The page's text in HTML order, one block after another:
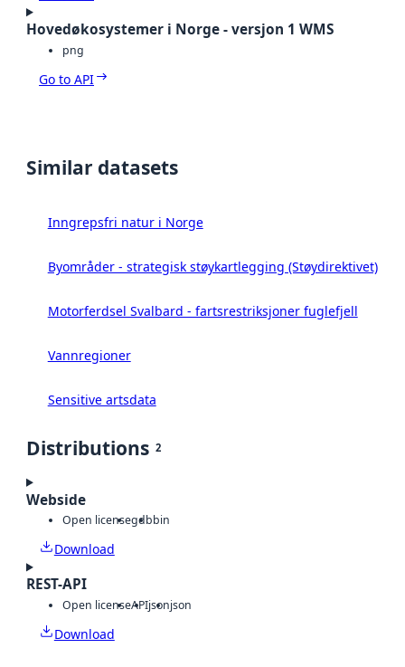
Hovedøkosystemer i Norge - versjon 1 WMS
png
Go to API
Similar datasets
Inngrepsfri natur i Norge
Byområder - strategisk støykartlegging (Støydirektivet)
Motorferdsel Svalbard - fartsrestriksjoner fuglefjell
Vannregioner
Sensitive artsdata
Distributions 2
Webside
Open licensegdbbin
Download
REST-API
Open licenseAPIjsonjson
Download